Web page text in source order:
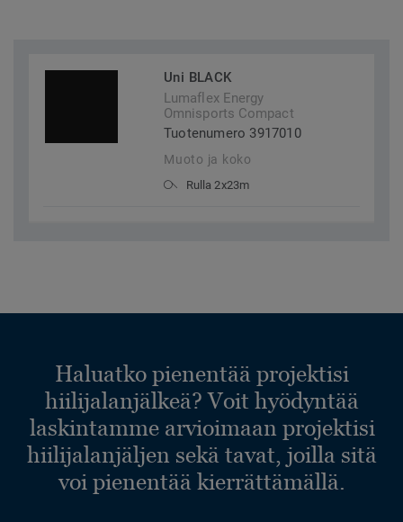
Uni BLACK
Lumaflex Energy
Omnisports Compact
Tuotenumero 3917010
Muoto ja koko
Rulla 2x23m
Haluatko pienentää projektisi
hiilijalanjälkeä? Voit hyödyntää
laskintamme arvioimaan projektisi
hiilijalanjäljen sekä tavat, joilla sitä
voi pienentää kierrättämällä.